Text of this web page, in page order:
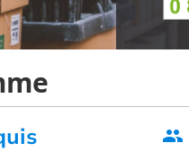
group